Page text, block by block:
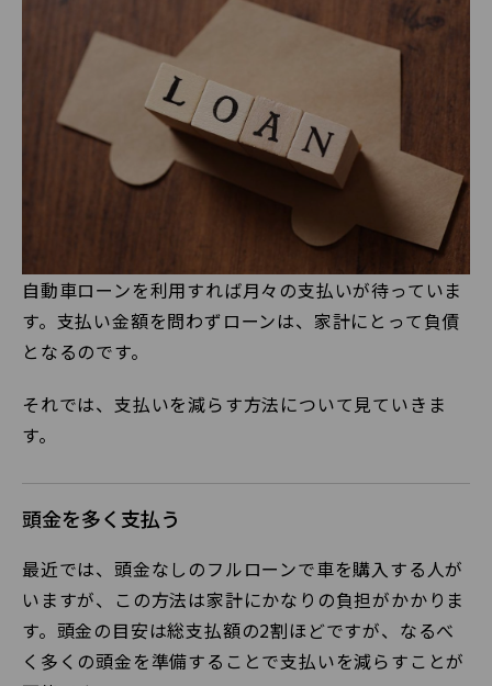
自動車ローンを利用すれば月々の支払いが待っていま
す。支払い金額を問わずローンは、家計にとって負債
となるのです。
それでは、支払いを減らす方法について見ていきま
す。
頭金を多く支払う
最近では、頭金なしのフルローンで車を購入する人が
いますが、この方法は家計にかなりの負担がかかりま
す。頭金の目安は総支払額の2割ほどですが、なるべ
く多くの頭金を準備することで支払いを減らすことが